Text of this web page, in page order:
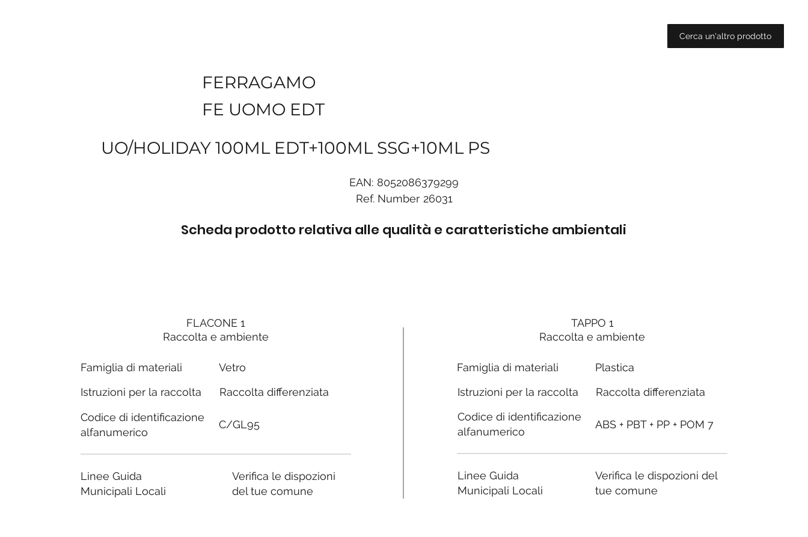
Cerca un'altro prodotto
FERRAGAMO
FE UOMO EDT
UO/HOLIDAY 100ML EDT+100ML SSG+10ML PS
EAN: 8052086379299
Ref. Number 26031
Scheda prodotto relativa alle qualità e caratteristiche ambientali
FLACONE 1
Raccolta e ambiente
Famiglia di materiali
Istruzioni per la raccolta
Codice di identificazione
alfanumerico
Linee Guida
Municipali Locali
Vetro
Raccolta differenziata
C/GL95
Verifica le dispozioni
del tue comune
TAPPO 1
Raccolta e ambiente
Famiglia di materiali
Istruzioni per la raccolta
Codice di identificazione
alfanumerico
Linee Guida
Municipali Locali
Plastica
Raccolta differenziata
ABS + PBT + PP + POM 7
Verifica le dispozioni del
tue comune